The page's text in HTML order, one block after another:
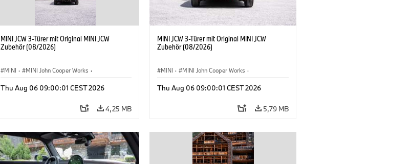
MINI JCW 3-Türer mit Original MINI JCW
Zubehör (08/2026)
MINI · MINI John Cooper Works ·
Sonderausstattungen, Zubehör
Thu Aug 06 09:00:01 CEST 2026
4,25 MB
MINI JCW 3-Türer mit Original MINI JCW
Zubehör (08/2026)
MINI · MINI John Cooper Works ·
Sonderausstattungen, Zubehör
Thu Aug 06 09:00:01 CEST 2026
5,79 MB